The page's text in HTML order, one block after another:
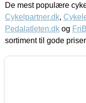
De mest populære
Cykelpartner.dk,
Pedalatleten.dk og
sortiment til gode